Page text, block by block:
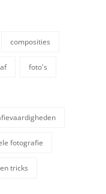
composities
foto's
fotografie
tricks